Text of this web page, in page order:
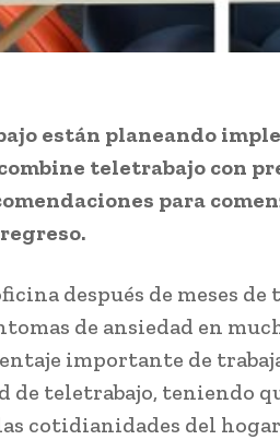
están planeando
teletrabajo con
para
después de meses de
de ansiedad en
importante de
de teletrabajo, teniendo
cotidianidades del